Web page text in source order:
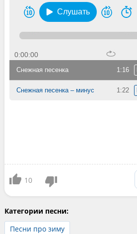
Слушать
0:00:00
1:16
Снежная песенка
1:22
Снежная песенка – минус
10
Категории песни:
Песни про зиму